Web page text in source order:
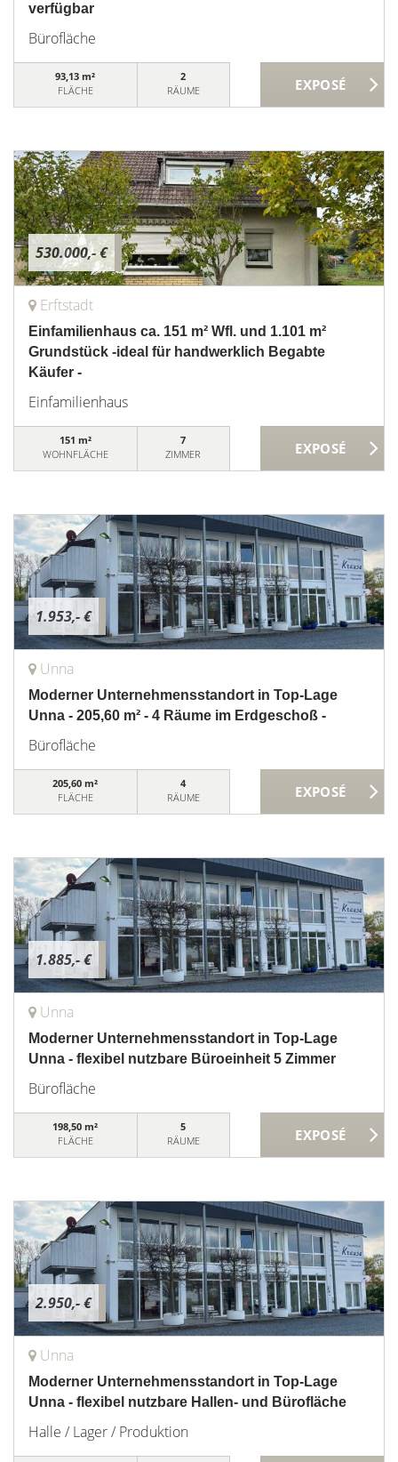
verfügbar
Bürofläche
93,13 m²
FLÄCHE
2
RÄUME
530.000,- €
Erftstadt
Einfamilienhaus ca. 151 m² Wfl. und 1.101 m²
Grundstück -ideal für handwerklich Begabte
Käufer -
Einfamilienhaus
151 m²
WOHNFLÄCHE
7
ZIMMER
1.953,- €
Unna
Moderner Unternehmensstandort in Top-Lage
Unna - 205,60 m² - 4 Räume im Erdgeschoß -
Bürofläche
205,60 m²
FLÄCHE
4
RÄUME
1.885,- €
Unna
Moderner Unternehmensstandort in Top-Lage
Unna - flexibel nutzbare Büroeinheit 5 Zimmer
Bürofläche
198,50 m²
FLÄCHE
5
RÄUME
2.950,- €
Unna
Moderner Unternehmensstandort in Top-Lage
Unna - flexibel nutzbare Hallen- und Bürofläche
Halle / Lager / Produktion